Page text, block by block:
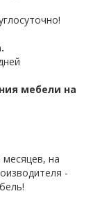
мебели на
на
-